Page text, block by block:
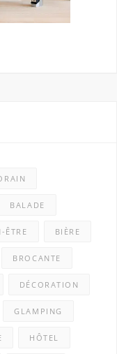
BALADE
ÊTRE BIÈRE
BROCANTE
DÉCORATION
GLAMPING
HÔTEL